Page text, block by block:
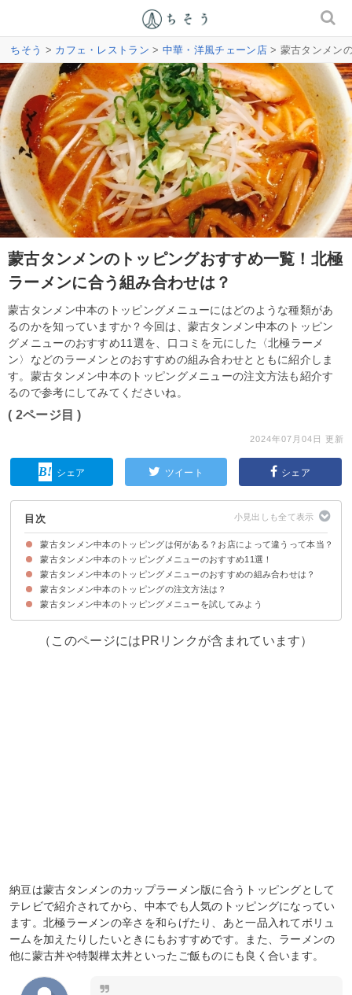
ちそう > カフェ・レストラン > 中華・洋風チェーン店> 蒙古タンメン
蒙古タンメンのトッピングおすすめ一覧！北極
ラーメンに合う組み合わせは？
蒙古タンメン中本のトッピングメニューにはどのような種類があ
るのかを知っていますか？今回は、蒙古タンメン中本のトッピン
グメニューのおすすめ11選を、口コミを元にした〈北極ラーメ
ン〉などのラーメンとのおすすめの組み合わせとともに紹介しま
す。蒙古タンメン中本のトッピングメニューの注文方法も紹介す
るので参考にしてみてくださいね。
( 2ページ目 )
2024年07月04日 更新
シェア ツイート シェア
目次
蒙古タンメン中本のトッピングは何がある？お店によって違うって本当？
蒙古タンメンのトッピングメニューは豊富にある
店舗によって販売されているトッピングは異なる
蒙古タンメン中本のトッピングメニューのおすすめ11選！
①麻婆単品（140円）
②ほうれん草（70円）
③納豆（90円）
④バター（70円）
⑤北極味玉（130円）
⑥チーズ（70円）
⑦トッピング水餃子（130円）
⑧のり（70円）
⑨チャーシュー2枚（220円）
⑩背脂（70円）
⑪ねぎ（70円）
蒙古タンメン中本のトッピングメニューのおすすめの組み合わせは？
①北極ラーメン＋背脂＋バター
②五目味噌タンメン＋麻婆単品＋北極味玉
③蒙古タンメン＋納豆＋チーズ
蒙古タンメン中本のトッピングの注文方法は？
①ラーメンと一緒に食券機で購入する
②食事中に席から買うことも可能
③ラーメンを楽しむなら別皿注文がおすすめ
蒙古タンメン中本のトッピングメニューを試してみよう
（このページにはPRリンクが含まれています）
納豆は蒙古タンメンのカップラーメン版に合うトッピングとして
テレビで紹介されてから、中本でも人気のトッピングになってい
ます。北極ラーメンの辛さを和らげたり、あと一品入れてボリュ
ームを加えたりしたいときにもおすすめです。また、ラーメンの
他に蒙古丼や特製樺太丼といったご飯ものにも良く合います。